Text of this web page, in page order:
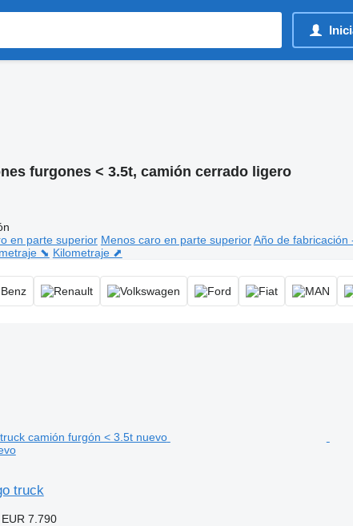
furgones < 3.5t, camión cerrado ligero
en parte superior Menos caro en parte superior Año de fabricación
⬊ Kilometraje ⬈
truck
7.790